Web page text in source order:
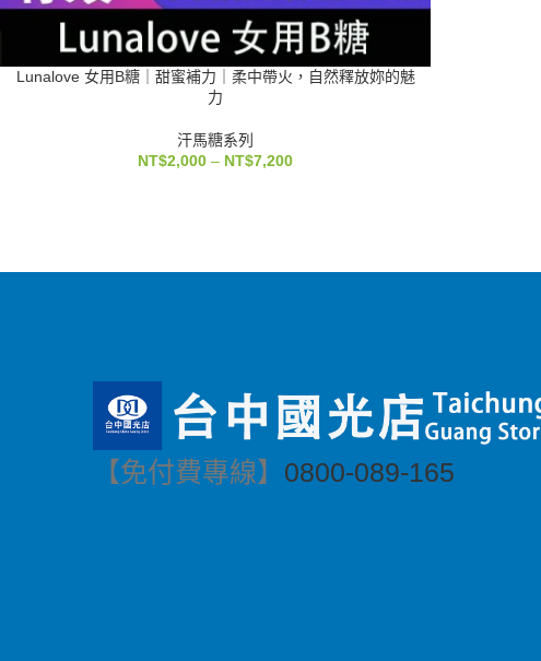
Lunalove 女用B糖｜甜蜜補力｜柔中帶火，自然釋放妳的魅
力
汗馬糖系列
NT$2,000 – NT$7,200
【免付費專線】 0800-089-165